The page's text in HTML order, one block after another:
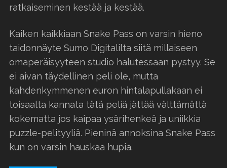
ratkaiseminen kestää ja kestää.
Kaiken kaikkiaan Snake Pass on varsin hieno
taidonnäyte Sumo Digitalilta siitä millaiseen
omaperäisyyteen studio halutessaan pystyy. Se
ei aivan täydellinen peli ole, mutta
kahdenkymmenen euron hintalapullakaan ei
toisaalta kannata tätä peliä jättää välttämättä
kokematta jos kaipaa ysärihenkeä ja uniikkia
puzzle-pelityyliä. Pieninä annoksina Snake Pass
kun on varsin hauskaa hupia.